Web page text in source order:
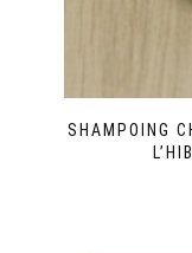
SHAMPOING